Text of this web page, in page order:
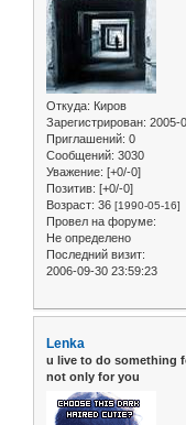
Откуда: Киров
Зарегистрирован: 2005-
Приглашений: 0
Сообщений: 3030
Уважение: [+0/-0]
Позитив: [+0/-0]
Возраст: 36 [1990-05-16]
Провел на форуме:
Не определено
Последний визит:
2006-09-30 23:59:23
Lenka
u live to do something
not only for you